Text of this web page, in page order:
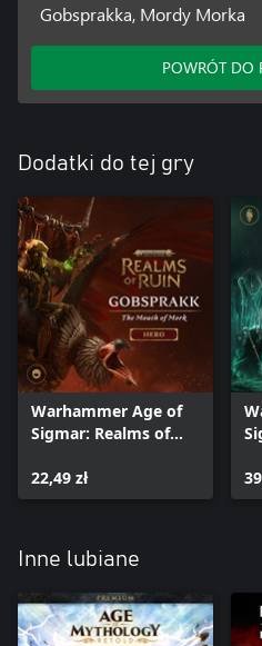
Gobsprakka, Mordy Morka
POWRÓT DO
Dodatki do tej gry
Warhammer Age of
Sigmar: Realms of
Gobsprakka, Mordy
Morka
22,49 zł
Inne lubiane